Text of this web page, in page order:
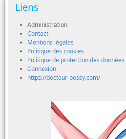
Liens
Administration
Contact
Mentions légales
Politique des cookies
Politique de protection des
Connexion
https://docteur-bossy.com/